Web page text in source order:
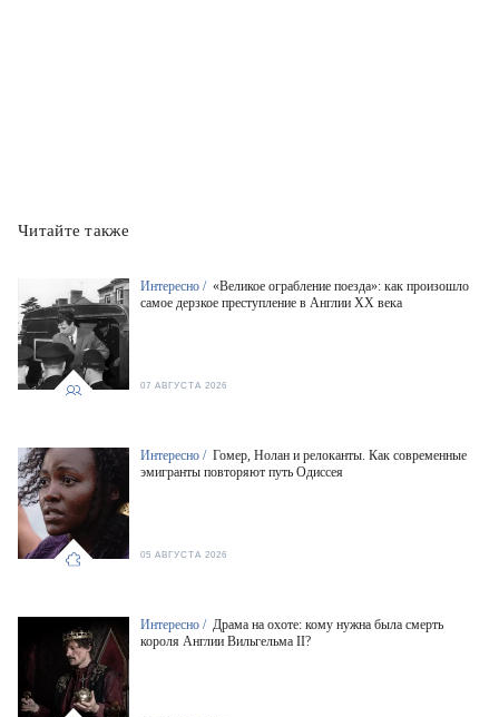
Читайте также
Интересно / «Великое ограбление поезда»: как произошло
самое дерзкое преступление в Англии XX века
07 АВГУСТА 2026
Интересно / Гомер, Нолан и релоканты. Как современные
эмигранты повторяют путь Одиссея
05 АВГУСТА 2026
Интересно / Драма на охоте: кому нужна была смерть
короля Англии Вильгельма II?